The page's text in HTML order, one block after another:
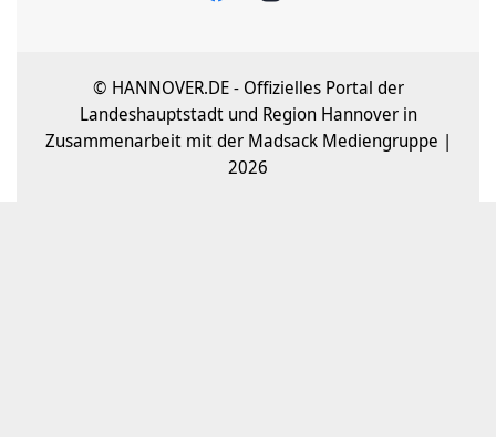
© HANNOVER.DE - Offizielles Portal der
Landeshauptstadt und Region Hannover in
Zusammenarbeit mit der Madsack Mediengruppe |
2026